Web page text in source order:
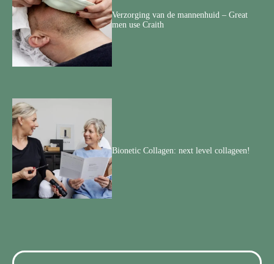
Verzorging van de mannenhuid – Great
men use Craith
Bionetic Collagen: next level collageen!